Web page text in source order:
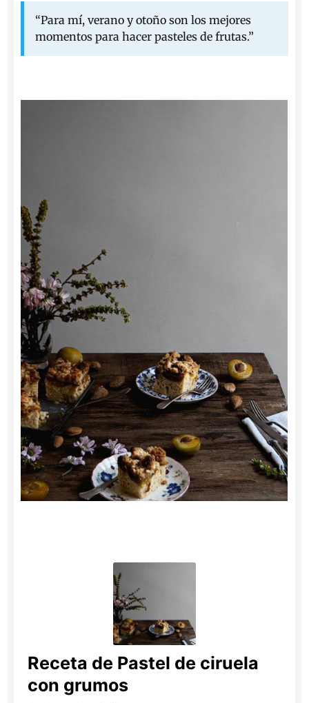
“Para mí, verano y otoño son los mejores
momentos para hacer pasteles de frutas.”
Receta de Pastel de ciruela
con grumos